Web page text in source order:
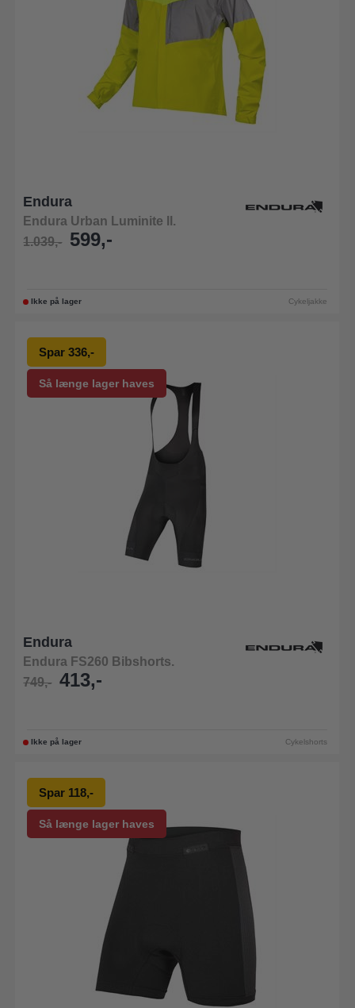
Endura
Endura Urban Luminite ll.
1.039,-
599,-
Ikke på lager Cykeljakke
Så længe lager haves
Spar 336,-
Endura
Endura FS260 Bibshorts.
749,-
413,-
Ikke på lager Cykelshorts
Så længe lager haves
Spar 118,-